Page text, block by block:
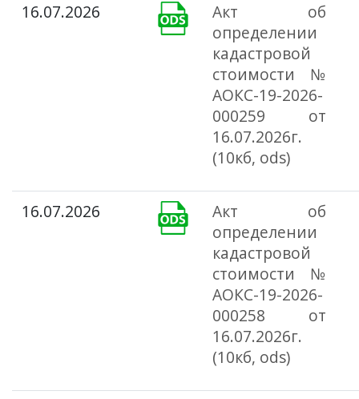
16.07.2026
Акт об
определении
кадастровой
стоимости №
АОКС-19-2026-
000259 от
16.07.2026г.
(10кб, ods)
16.07.2026
Акт об
определении
кадастровой
стоимости №
АОКС-19-2026-
000258 от
16.07.2026г.
(10кб, ods)